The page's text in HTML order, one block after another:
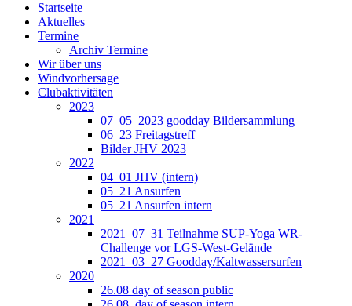
Startseite
Aktuelles
Termine
Archiv Termine
Wir über uns
Windvorhersage
Clubaktivitäten
2023
07_05_2023 goodday Bildersammlung
06_23 Freitagstreff
Bilder JHV 2023
2022
04_01 JHV (intern)
05_21 Ansurfen
05_21 Ansurfen intern
2021
2021_07_31 Teilnahme SUP-Yoga WR-
Challenge vor LGS-West-Gelände
2021_03_27 Goodday/Kaltwassersurfen
2020
26.08 day of season public